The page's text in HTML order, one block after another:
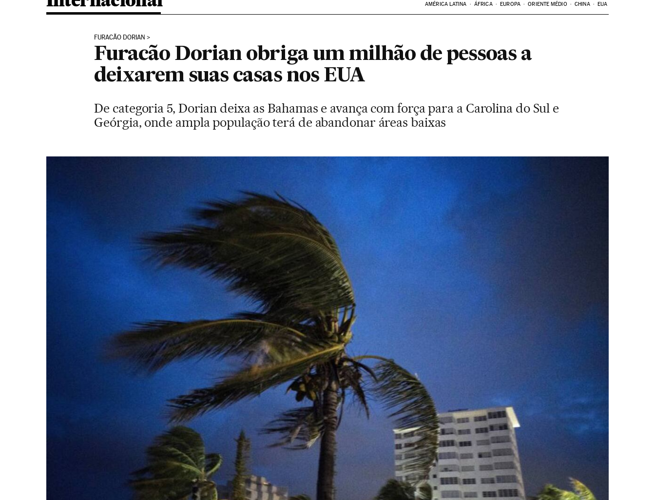
AMÉRICA LATINA ÁFRICA EUROPA ORIENTE MÉDIO CHINA EUA
FURACÃO DORIAN
Furacão Dorian obriga um milhão de pessoas a
deixarem suas casas nos EUA
De categoria 5, Dorian deixa as Bahamas e avança com força para a Carolina do Sul e
Geórgia, onde ampla população terá de abandonar áreas baixas